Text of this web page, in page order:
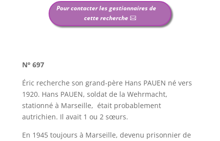
Pour contacter les gestionnaires de
cette recherche
N° 697
Éric recherche son grand-père Hans PAUEN né vers
1920. Hans PAUEN, soldat de la Wehrmacht,
stationné à Marseille, était probablement
autrichien. Il avait 1 ou 2 sœurs.
En 1945 toujours à Marseille, devenu prisonnier de